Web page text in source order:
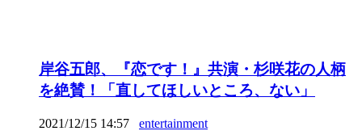
岸谷五郎、『恋です！』共演・杉咲花の人柄
を絶賛！「直してほしいところ、ない」
2021/12/15 14:57 entertainment